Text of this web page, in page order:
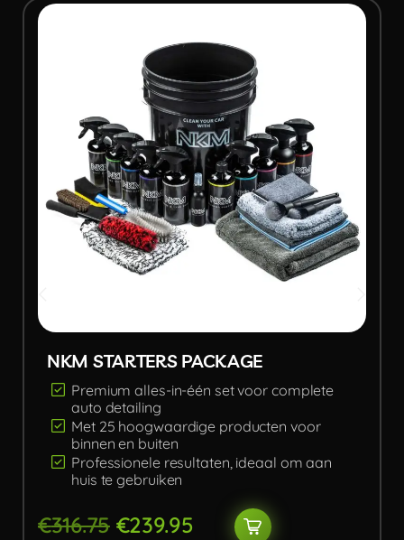
NKM STARTERS PACKAGE
Premium alles-in-één set voor complete
auto detailing
Met 25 hoogwaardige producten voor
binnen en buiten
Professionele resultaten, ideaal om aan
huis te gebruiken
€316.75 €239.95